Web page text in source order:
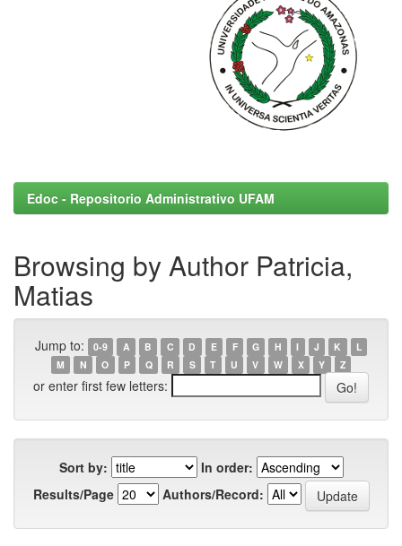
Edoc - Repositorio Administrativo UFAM
Browsing by Author Patricia,
Matias
Jump to: 0-9 A B C D E F G H I J K
L
M
N O P Q R S T U V W X Y Z
or enter first few letters:
Sort by:
In order:
Results/Page
Authors/Record: